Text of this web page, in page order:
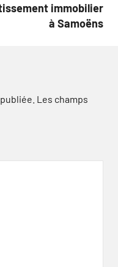
immobilier
à Samoëns
Les champs